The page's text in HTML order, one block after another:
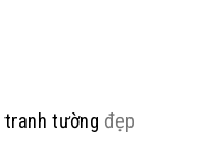
tranh tường đẹp